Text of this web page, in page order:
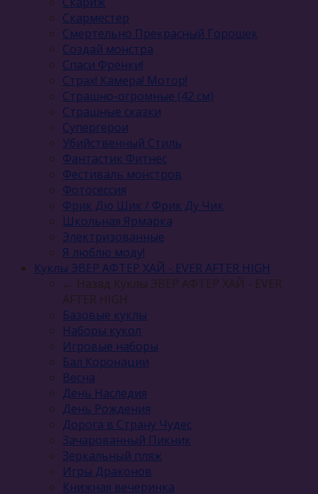
Скарместер
Смертельно Прекрасный Горошек
Создай монстра
Спаси Френки!
Страх! Камера! Мотор!
Страшно-огромные (42 см)
Страшные сказки
Супергерои
Убийственный Стиль
Фантастик Фитнес
Фестиваль монстров
Фотосессия
Фрик Дю Шик / Фрик Ду Чик
Школьная Ярмарка
Электризованные
Я люблю моду!
Куклы ЭВЕР АФТЕР ХАЙ - EVER AFTER HIGH
← Назад Куклы ЭВЕР АФТЕР ХАЙ - EVER
AFTER HIGH
Базовые куклы
Наборы кукол
Игровые наборы
Бал Коронации
Весна
День Наследия
День Рождения
Дорога в Страну Чудес
Зачарованный Пикник
Зеркальный пляж
Игры Драконов
Книжная вечеринка